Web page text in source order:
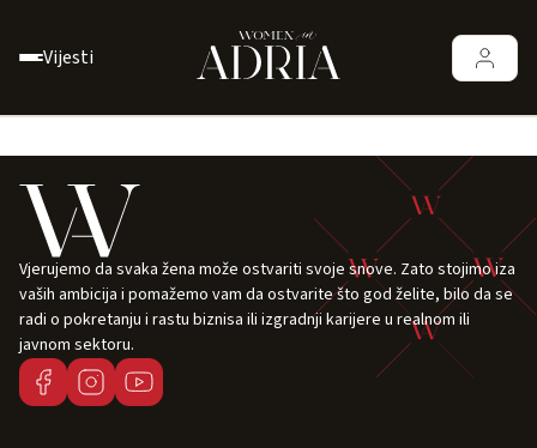
Vijesti
Vjerujemo da svaka žena može ostvariti svoje snove. Zato stojimo iza
vaših ambicija i pomažemo vam da ostvarite što god želite, bilo da se
radi o pokretanju i rastu biznisa ili izgradnji karijere u realnom ili
javnom sektoru.